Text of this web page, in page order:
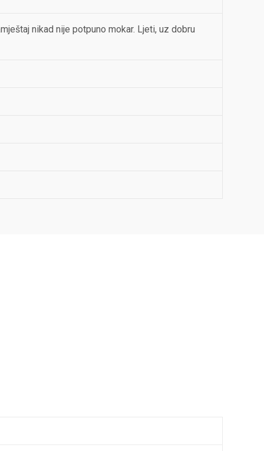
nikad nije potpuno mokar. Ljeti, uz dobru